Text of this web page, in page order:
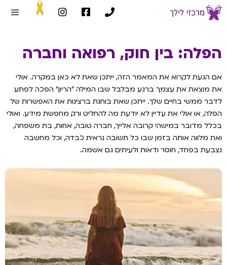
הפלה: בין חוק, רפואה וחברה
אם הגעת לקרוא את המאמר הזה, ייתכן שאת לא כאן במקרה. אולי
את מוצאת את עצמך ברגע מבלבל שבו המילה ״הריון״ הפכה לפתע
לדבר ממשי בחיים שלך. ייתכן שאת בוחנת ברצינות את האפשרות של
הפלה, או אולי את עדיין לא יודעת מה להחליט ורק מחפשת מידע. ואולי
בכלל מדובר במישהי קרובה אלייך, חברה טובה, אחות, בת משפחה,
ואת מלווה אותה בזמן שבו כל תשובה נראית כבדה, וכל מחשבה
נצבעת בפחד, חוסר ודאות ולעיתים גם אשמה.